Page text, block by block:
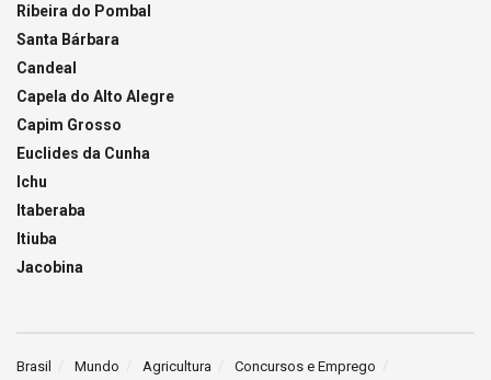
Ribeira do Pombal
Santa Bárbara
Candeal
Capela do Alto Alegre
Capim Grosso
Euclides da Cunha
Ichu
Itaberaba
Itiuba
Jacobina
Brasil Mundo Agricultura Concursos e Emprego